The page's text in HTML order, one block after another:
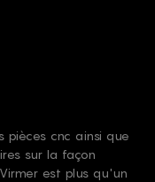
pièces cnc ainsi que
sur la façon
est plus qu'un